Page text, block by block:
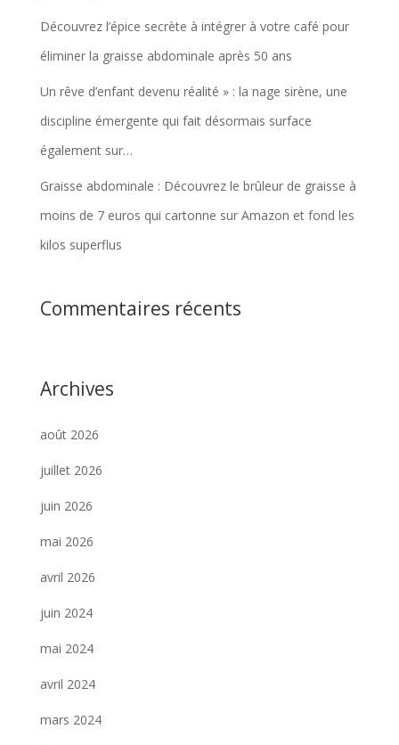
Découvrez l’épice secrète à intégrer à votre café pour
éliminer la graisse abdominale après 50 ans
Un rêve d’enfant devenu réalité » : la nage sirène, une
discipline émergente qui fait désormais surface
également sur…
Graisse abdominale : Découvrez le brûleur de graisse à
moins de 7 euros qui cartonne sur Amazon et fond les
kilos superflus
Commentaires récents
Archives
août 2026
juillet 2026
juin 2026
mai 2026
avril 2026
juin 2024
mai 2024
avril 2024
mars 2024